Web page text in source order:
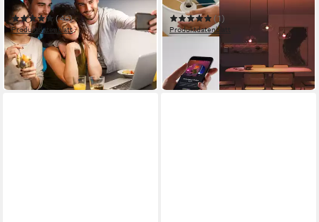
(46)
Produktdatenblatt
12,48 € UVP17,99 €
-31%
in 3-4 Werktagen bei dir
smarte Lampe
(1)
Produktdatenblatt
UVP24,99 €
-12%
in 1-2 Werktagen bei dir